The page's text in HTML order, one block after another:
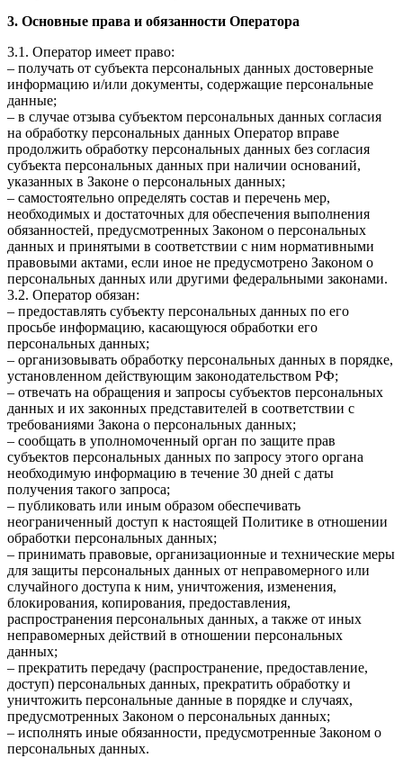
3. Основные права и обязанности Оператора
3.1. Оператор имеет право:
– получать от субъекта персональных данных достоверные
информацию и/или документы, содержащие персональные
данные;
– в случае отзыва субъектом персональных данных согласия
на обработку персональных данных Оператор вправе
продолжить обработку персональных данных без согласия
субъекта персональных данных при наличии оснований,
указанных в Законе о персональных данных;
– самостоятельно определять состав и перечень мер,
необходимых и достаточных для обеспечения выполнения
обязанностей, предусмотренных Законом о персональных
данных и принятыми в соответствии с ним нормативными
правовыми актами, если иное не предусмотрено Законом о
персональных данных или другими федеральными законами.
3.2. Оператор обязан:
– предоставлять субъекту персональных данных по его
просьбе информацию, касающуюся обработки его
персональных данных;
– организовывать обработку персональных данных в порядке,
установленном действующим законодательством РФ;
– отвечать на обращения и запросы субъектов персональных
данных и их законных представителей в соответствии с
требованиями Закона о персональных данных;
– сообщать в уполномоченный орган по защите прав
субъектов персональных данных по запросу этого органа
необходимую информацию в течение 30 дней с даты
получения такого запроса;
– публиковать или иным образом обеспечивать
неограниченный доступ к настоящей Политике в отношении
обработки персональных данных;
– принимать правовые, организационные и технические меры
для защиты персональных данных от неправомерного или
случайного доступа к ним, уничтожения, изменения,
блокирования, копирования, предоставления,
распространения персональных данных, а также от иных
неправомерных действий в отношении персональных
данных;
– прекратить передачу (распространение, предоставление,
доступ) персональных данных, прекратить обработку и
уничтожить персональные данные в порядке и случаях,
предусмотренных Законом о персональных данных;
– исполнять иные обязанности, предусмотренные Законом о
персональных данных.